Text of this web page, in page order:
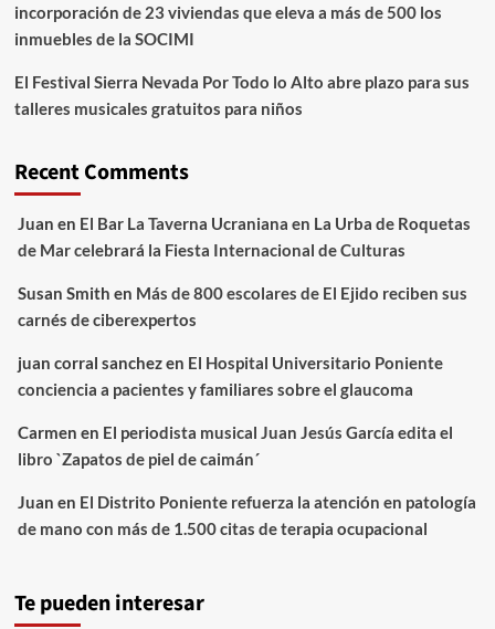
incorporación de 23 viviendas que eleva a más de 500 los
inmuebles de la SOCIMI
El Festival Sierra Nevada Por Todo lo Alto abre plazo para sus
talleres musicales gratuitos para niños
Recent Comments
Juan en El Bar La Taverna Ucraniana en La Urba de Roquetas
de Mar celebrará la Fiesta Internacional de Culturas
Susan Smith en Más de 800 escolares de El Ejido reciben sus
carnés de ciberexpertos
juan corral sanchezen El Hospital Universitario Poniente
conciencia a pacientes y familiares sobre el glaucoma
Carmen en El periodista musical Juan Jesús García edita el
libro `Zapatos de piel de caimán´
Juan en El Distrito Poniente refuerza la atención en patología
de mano con más de 1.500 citas de terapia ocupacional
Te pueden interesar